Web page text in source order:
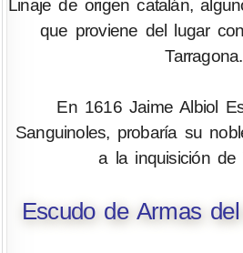
Linaje de origen catalán,
que proviene del lugar
Tarragona.
En 1616 Jaime Albiol
Sanguinoles, probaría su
a la inquisición de
Escudo de Armas